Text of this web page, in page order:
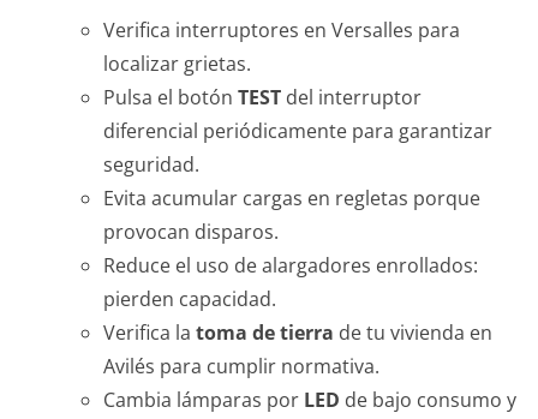
Verifica interruptores en Versalles para
localizar grietas.
Pulsa el botón TEST del interruptor
diferencial periódicamente para garantizar
seguridad.
Evita acumular cargas en regletas porque
provocan disparos.
Reduce el uso de alargadores enrollados:
pierden capacidad.
Verifica la toma de tierra de tu vivienda en
Avilés para cumplir normativa.
Cambia lámparas por LED de bajo consumo y